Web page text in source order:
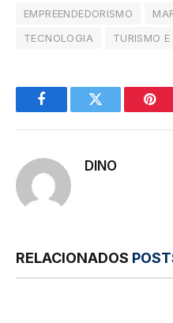
EMPREENDEDORISMO
TECNOLOGIA
TURISMO
FacebookTwitter
DINO
RELACIONADOS